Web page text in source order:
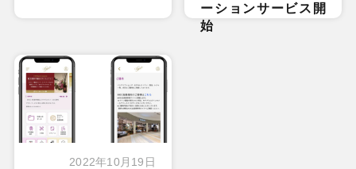
ーションサービス開
始
2022年10月19日